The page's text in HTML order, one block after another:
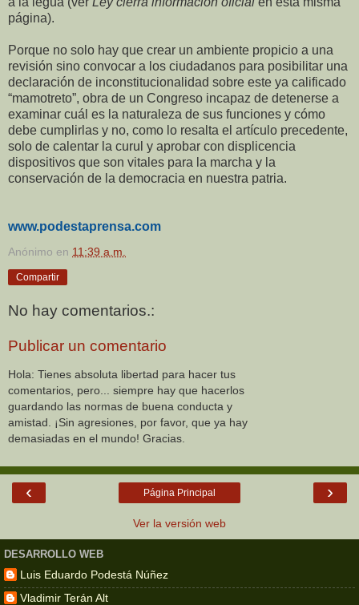
página).
Porque no solo hay que crear un ambiente propicio a una
revisión sino convocar a los ciudadanos para posibilitar una
declaración de inconstitucionalidad sobre este ya calificado
“mamotreto”, obra de un Congreso incapaz de detenerse a
examinar cuál es la naturaleza de sus funciones y cómo
debe cumplirlas y no, como lo resalta el artículo precedente,
solo de calentar la curul y aprobar con displicencia
dispositivos que son vitales para la marcha y la
conservación de la democracia en nuestra patria.
www.podestaprensa.com
Anónimo en 11:39 a.m.
Compartir
No hay comentarios.:
Publicar un comentario
Hola: Tienes absoluta libertad para hacer tus
comentarios, pero... siempre hay que hacerlos
guardando las normas de buena conducta y
amistad. ¡Sin agresiones, por favor, que ya hay
demasiadas en el mundo! Gracias.
‹ ›
Página Principal
Ver la versión web
DESARROLLO WEB
Luis Eduardo Podestá Núñez
Vladimir Terán Alt